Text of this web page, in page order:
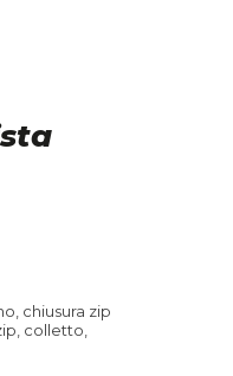
chiusura zip
colletto,